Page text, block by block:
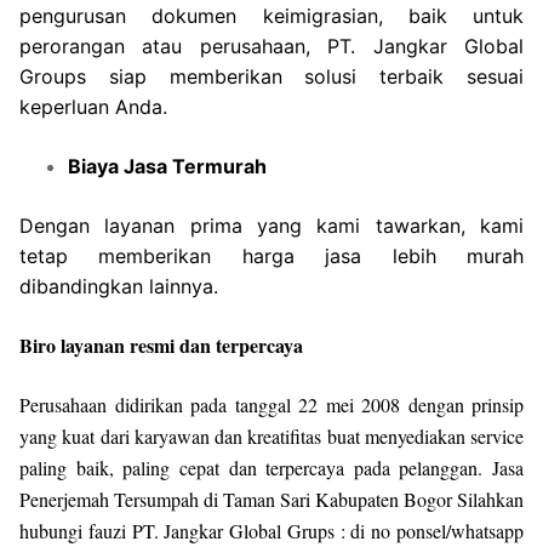
pengurusan dokumen keimigrasian, baik untuk
perorangan atau perusahaan, PT. Jangkar Global
Groups siap memberikan solusi terbaik sesuai
keperluan Anda.
Biaya Jasa Termurah
Dengan layanan prima yang kami tawarkan, kami
tetap memberikan harga jasa lebih murah
dibandingkan lainnya.
Biro layanan resmi dan terpercaya
Perusahaan didirikan pada tanggal 22 mei 2008 dengan prinsip
yang kuat dari karyawan dan kreatifitas buat menyediakan service
paling baik, paling cepat dan terpercaya pada pelanggan. Jasa
Penerjemah Tersumpah di Taman Sari Kabupaten Bogor Silahkan
hubungi fauzi PT. Jangkar Global Grups : di no ponsel/whatsapp